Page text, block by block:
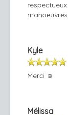
Kyle
Merci ☺️
Mélissa